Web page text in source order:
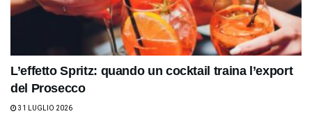
L’effetto Spritz: quando un cocktail traina l’export
del Prosecco
31 LUGLIO 2026